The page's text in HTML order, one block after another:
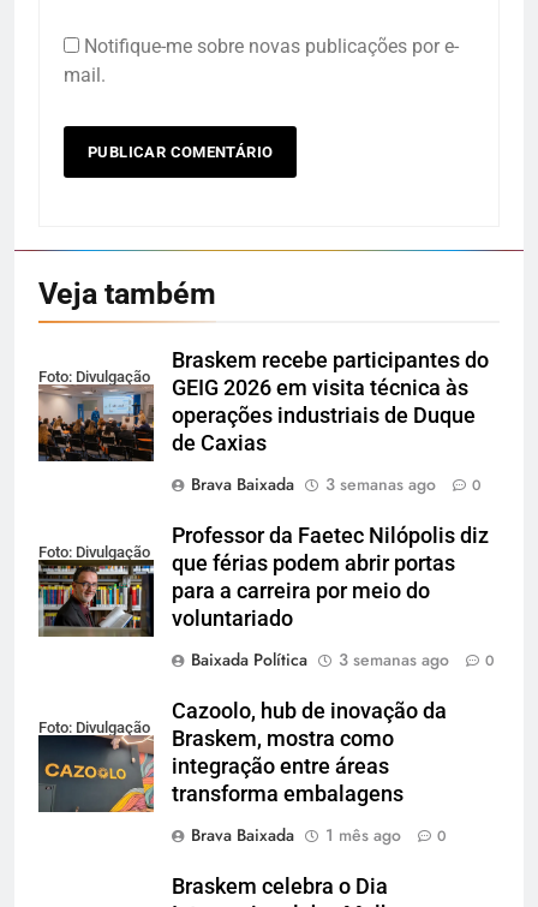
Notifique-me sobre novas publicações por e-
mail.
Veja também
Foto: Divulgação
Braskem recebe participantes do
GEIG 2026 em visita técnica às
operações industriais de Duque
de Caxias
Brava Baixada
3 semanas ago 0
Foto: Divulgação
Professor da Faetec Nilópolis diz
que férias podem abrir portas
para a carreira por meio do
voluntariado
Baixada Política
3 semanas ago 0
Foto: Divulgação
Cazoolo, hub de inovação da
Braskem, mostra como
integração entre áreas
transforma embalagens
Brava Baixada
1 mês ago 0
Braskem celebra o Dia